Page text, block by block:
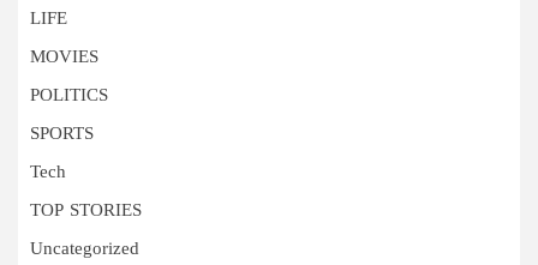
LIFE
MOVIES
POLITICS
SPORTS
Tech
TOP STORIES
Uncategorized